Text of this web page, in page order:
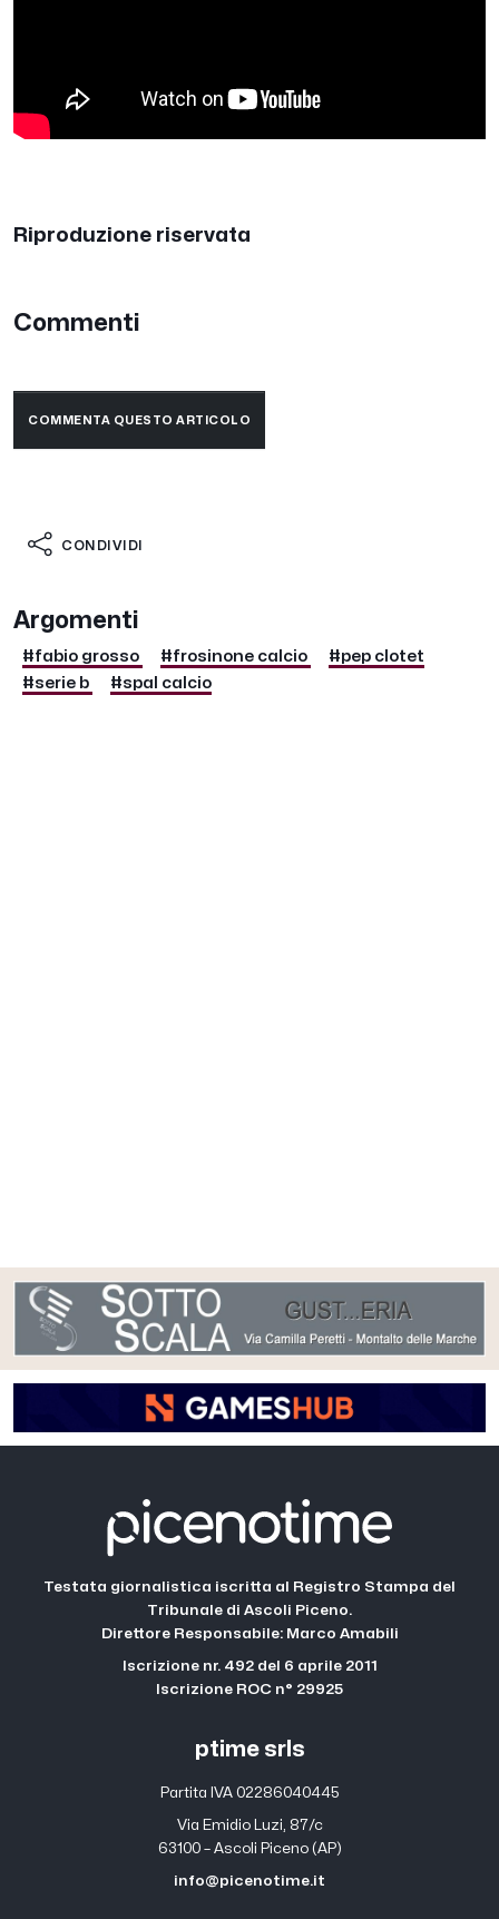
Riproduzione riservata
Commenti
COMMENTA QUESTO ARTICOLO
CONDIVIDI
Argomenti
#fabio grosso #frosinone calcio
#pep clotet
#serie b
#spal calcio
Testata giornalistica iscritta al Registro Stampa del
Tribunale di Ascoli Piceno.
Direttore Responsabile: Marco Amabili
Iscrizione nr. 492 del 6 aprile 2011
Iscrizione ROC n° 29925
ptime srls
Partita IVA 02286040445
Via Emidio Luzi, 87/c
63100 – Ascoli Piceno (AP)
info@picenotime.it